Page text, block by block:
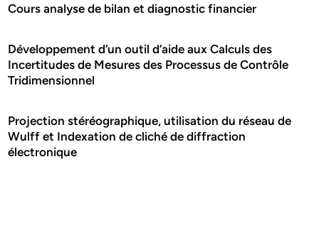
Cours analyse de bilan et diagnostic financier
Développement d’un outil d’aide aux Calculs des
Incertitudes de Mesures des Processus de Contrôle
Tridimensionnel
Projection stéréographique, utilisation du réseau de
Wulff et Indexation de cliché de diffraction
électronique